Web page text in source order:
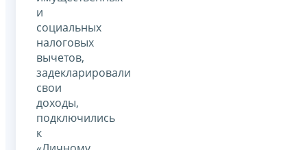
и
социальных
налоговых
вычетов,
задекларировали
свои
доходы,
подключились
к